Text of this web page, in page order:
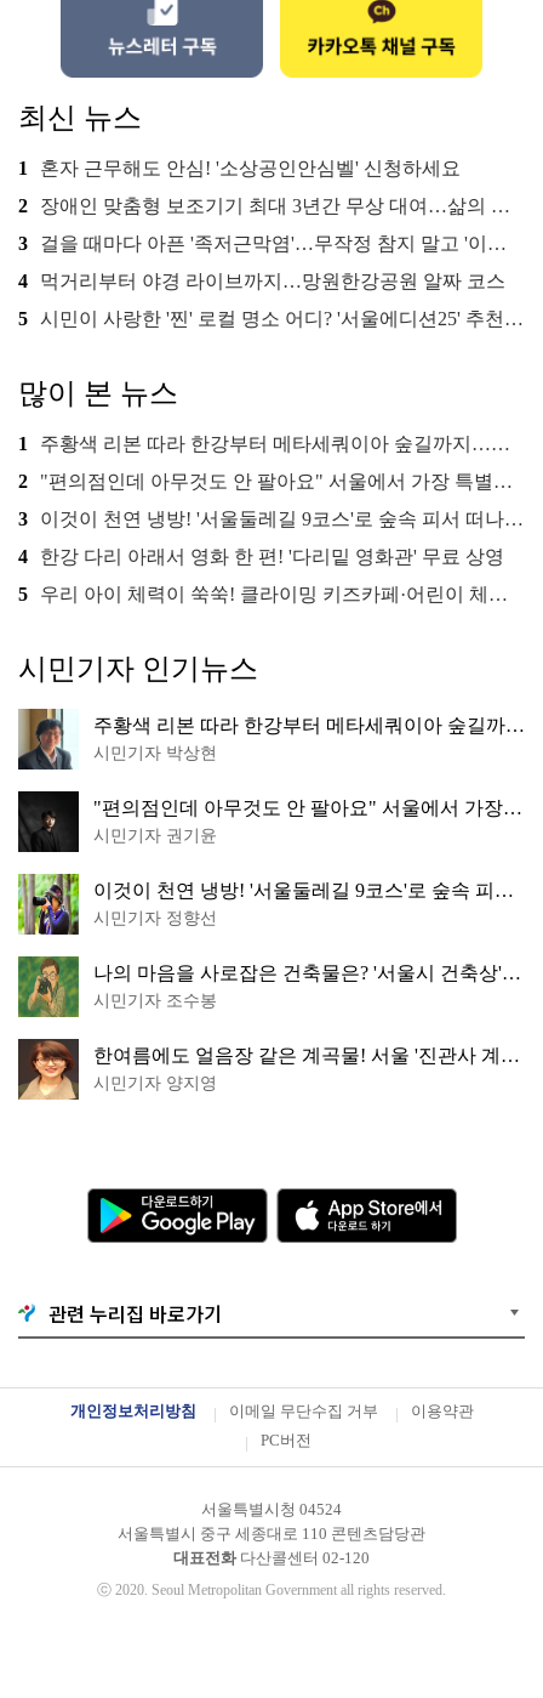
최신 뉴스
1
혼자 근무해도 안심! '소상공인안심벨' 신청하세요
2
장애인 맞춤형 보조기기 최대 3년간 무상 대여…삶의 질 높인다
3
걸을 때마다 아픈 '족저근막염'…무작정 참지 말고 '이것' 해보세요!
4
먹거리부터 야경 라이브까지…망원한강공원 알짜 코스
5 시민이 사랑한 '찐' 로컬 명소 어디? '서울에디션25' 추천 코스
많이 본 뉴스
1
주황색 리본 따라 한강부터 메타세쿼이아 숲길까지…서울둘레길 15코스
2
"편의점인데 아무것도 안 팔아요" 서울에서 가장 특별한 편의점의 정체
3
이것이 천연 냉방! '서울둘레길 9코스'로 숲속 피서 떠나볼까
4
한강 다리 아래서 영화 한 편! '다리밑 영화관' 무료 상영
5
우리 아이 체력이 쑥쑥! 클라이밍 키즈카페·어린이 체력장
시민기자 인기뉴스
주황색 리본 따라 한강부터 메타세쿼이아 숲길까
지…서울둘레길 15코스
시민기자 박상현
"편의점인데 아무것도 안 팔아요" 서울에서 가장
특별한 편의점의 정체
시민기자 권기윤
이것이 천연 냉방! '서울둘레길 9코스'로 숲속 피서
떠나볼까
시민기자 정향선
나의 마음을 사로잡은 건축물은? '서울시 건축상'
수상작 공개!
시민기자 조수봉
한여름에도 얼음장 같은 계곡물! 서울 '진관사 계
곡'이 천국이네~
시민기자 양지영
다
운
로
드
o
o
g
a
A
p
p
S
서
하
관련 누리집 바로가기
개인정보처리방침 이메일 무단수집 거부
이용약관
PC버전
서울특별시청 04524
서울특별시 중구 세종대로 110 콘텐츠담당관
대표전화다산콜센터 02-120
ⓒ 2020. Seoul Metropolitan Government all rights reserved.